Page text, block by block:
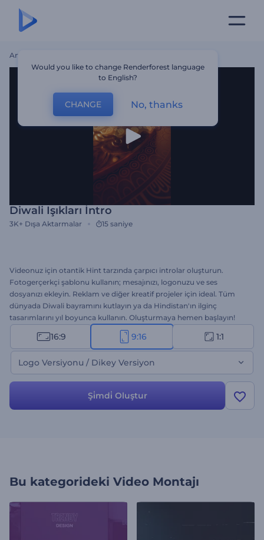
Ana Sayfa
Diwali Işıkları İntro
3K+ Dışa Aktarmalar 15 saniye
Videonuz için otantik Hint tarzında çarpıcı introlar oluşturun.
Fotogerçerkçi şablonu kullanın; mesajınızı, logonuzu ve ses
dosyanızı ekleyin. Reklam ve diğer kreatif projeler için ideal. Tüm
dünyada Diwali bayramını kutlayın ya da Hindistan'ın ilginç
tasarımlarını yıl boyunca kullanın. Oluşturmaya hemen başlayın!
16:9 9:16 1:1
Logo Versiyonu / Dikey Versiyon
Şi̇mdi̇ Oluştur
Bu kategorideki Video Montajı
Would you like to change Renderforest language
to English?
CHANGE No, thanks